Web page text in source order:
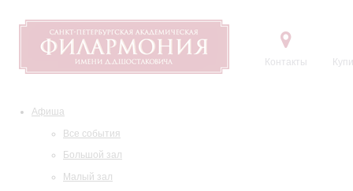
Контакты
Афиша
Все события
Большой зал
Малый зал